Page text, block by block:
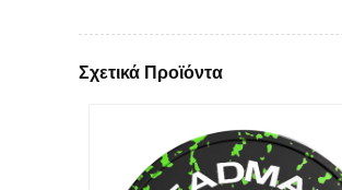
Σχετικά Προϊόντα